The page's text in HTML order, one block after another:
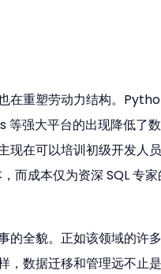
在重塑劳动力结构。
强大平台的出现降低了
现在可以培训初级开发人
而成本仅为资深 SQL 专
的全貌。正如该领域的许
，数据迁移和管理远不止